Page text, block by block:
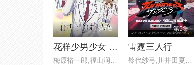
第7集
花样少男少女 第二季
梅原裕一郎,福山润,内山昂辉,八
第5集
雷霆三人行
铃代纱弓,川井田夏海,秋山绘理